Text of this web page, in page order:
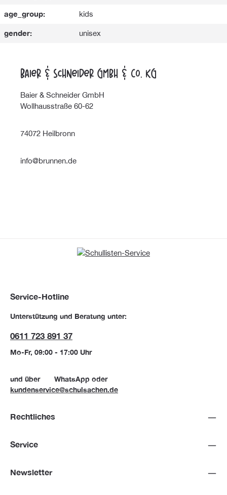
age_group: kids
gender: unisex
Baier & Schneider GmbH & Co. KG
Baier & Schneider GmbH
Wollhausstraße 60-62
74072 Heilbronn
info@brunnen.de
Service-Hotline
Unterstützung und Beratung unter:
0611 723 891 37
Mo-Fr, 09:00 - 17:00 Uhr
und über WhatsApp oder
kundenservice@schulsachen.de
Rechtliches
Service
Newsletter